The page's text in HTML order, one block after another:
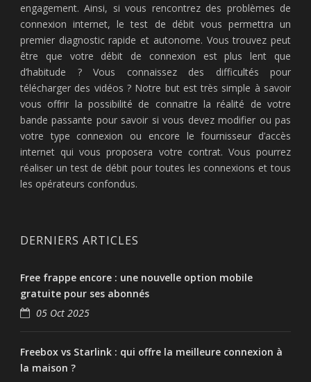
engagement. Ainsi, si vous rencontrez des problèmes de
connexion internet, le test de débit vous permettra un
premier diagnostic rapide et autonome. Vous trouvez peut
être que votre débit de connexion est plus lent que
d’habitude ? Vous connaissez des difficultés pour
télécharger des vidéos ? Notre but est très simple à savoir
vous offrir la possibilité de connaitre la réalité de votre
bande passante pour savoir si vous devez modifier ou pas
votre type connexion ou encore le fournisseur d’accès
internet qui vous proposera votre contrat. Vous pourrez
réaliser un test de débit pour toutes les connexions et tous
les opérateurs confondus.
DERNIERS ARTICLES
Free frappe encore : une nouvelle option mobile
gratuite pour ses abonnés
05 Oct 2025
Freebox vs Starlink : qui offre la meilleure connexion à
la maison ?